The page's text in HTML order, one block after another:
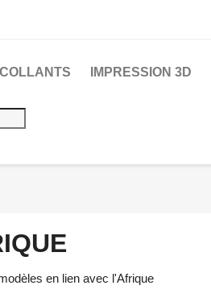
IMPRESSION 3D
en lien avec l'Afrique